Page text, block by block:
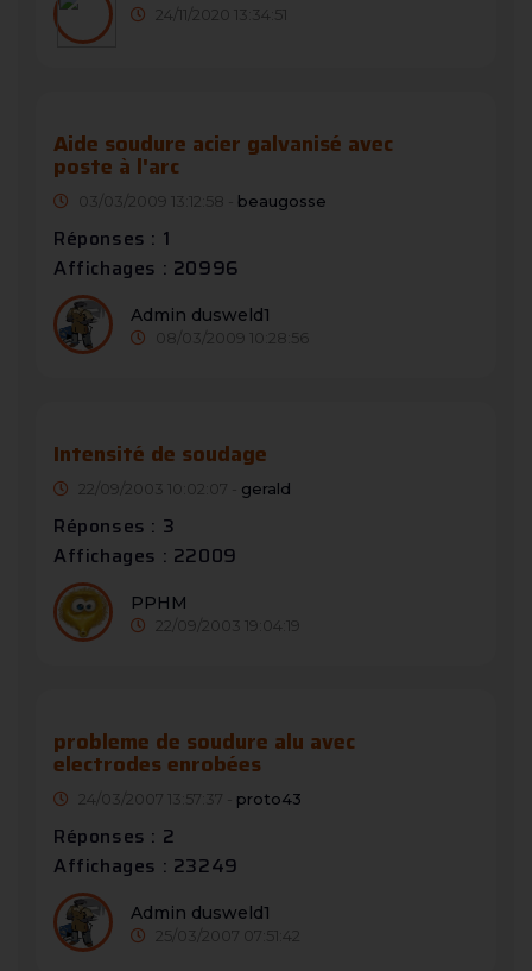
24/11/2020 13:34:51
Aide soudure acier galvanisé avec
poste à l'arc
03/03/2009 13:12:58 - beaugosse
Réponses : 1
Affichages : 20996
Admin dusweld1
08/03/2009 10:28:56
Intensité de soudage
22/09/2003 10:02:07 - gerald
Réponses : 3
Affichages : 22009
PPHM
22/09/2003 19:04:19
probleme de soudure alu avec
electrodes enrobées
24/03/2007 13:57:37 - proto43
Réponses : 2
Affichages : 23249
Admin dusweld1
25/03/2007 07:51:42